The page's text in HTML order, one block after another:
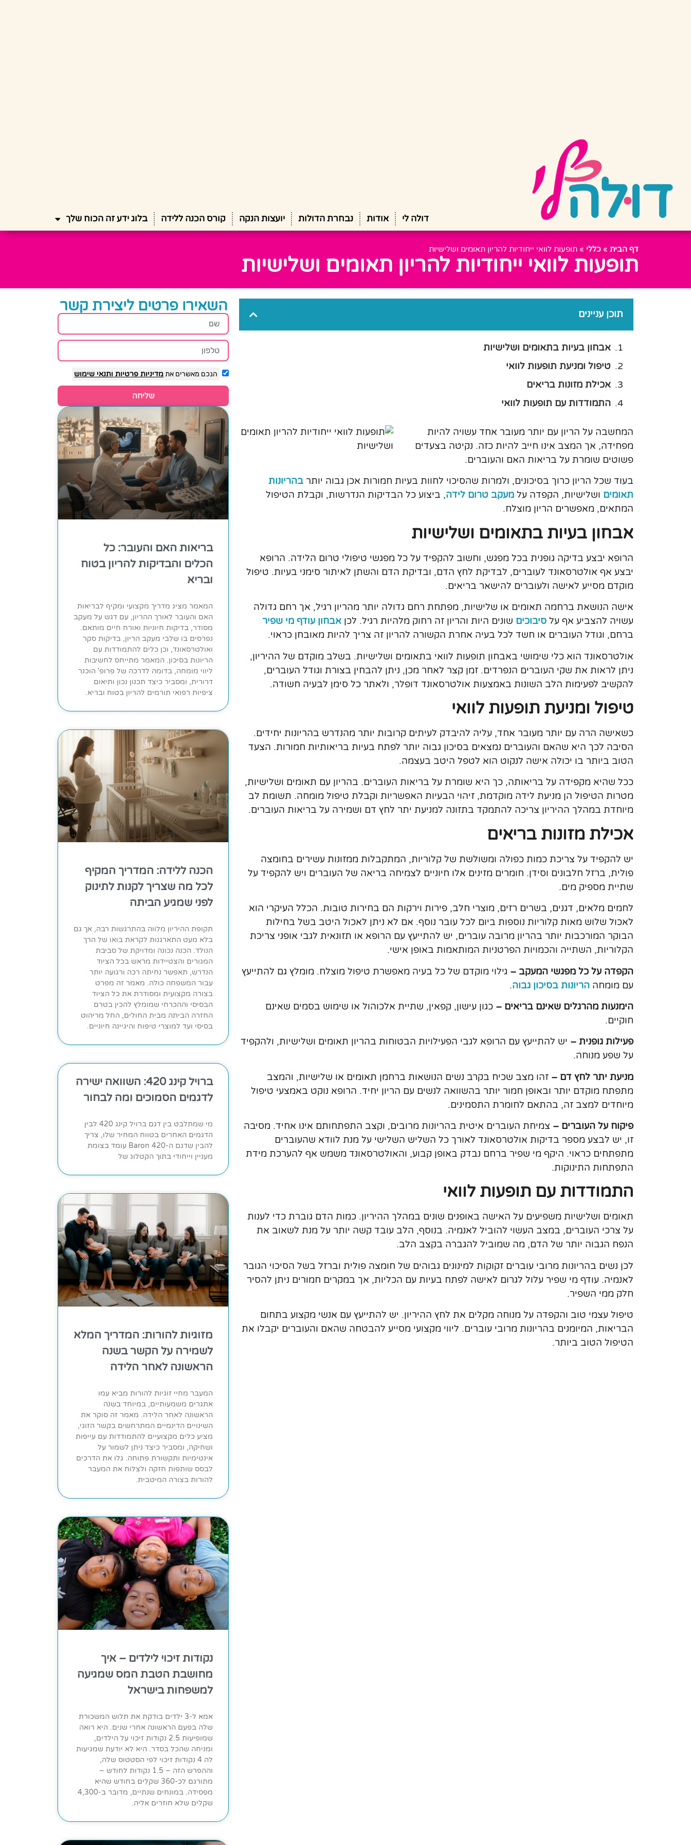
דולה לי אודות נבחרת הדולות יועצות הנקה קורס הכנה ללידה בלוג ידע זה הכוח שלך
דף הבית » כללי » תופעות לוואי ייחודיות להריון תאומים ושלישיות
תופעות לוואי ייחודיות להריון תאומים ושלישיות
תוכן עניינים
אבחון בעיות בתאומים ושלישיות
טיפול ומניעת תופעות לוואי
אכילת מזונות בריאים
התמודדות עם תופעות לוואי
המחשבה על הריון עם יותר מעובר אחד עשויה להיות
מפחידה, אך המצב אינו חייב להיות כזה. נקיטה בצעדים
פשוטים שומרת על בריאות האם והעוברים.
בעוד שכל הריון כרוך בסיכונים, ולמרות שהסיכוי לחוות בעיות חמורות אכן גבוה יותר בהריונות
תאומים ושלישיות, הקפדה על מעקב טרום לידה, ביצוע כל הבדיקות הנדרשות, וקבלת הטיפול
המתאים, מאפשרים הריון מוצלח.
אבחון בעיות בתאומים ושלישיות
הרופא יבצע בדיקה גופנית בכל מפגש, וחשוב להקפיד על כל מפגשי טיפולי טרום הלידה. הרופא
יבצע אף אולטרסאונד לעוברים, לבדיקת לחץ הדם, ובדיקת הדם והשתן לאיתור סימני בעיות. טיפול
מוקדם מסייע לאישה ולעוברים להישאר בריאים.
אישה הנושאת ברחמה תאומים או שלישיות, מפתחת רחם גדולה יותר מהריון רגיל, אך רחם גדולה
עשויה להצביע אף על סיבוכים שונים היות והריון זה רחוק מלהיות רגיל. לכן אבחון עודף מי שפיר
ברחם, וגודל העוברים או חשד לכל בעיה אחרת הקשורה להריון זה צריך להיות מאובחן כראוי.
אולטרסאונד הוא כלי שימושי באבחון תופעות לוואי בתאומים ושלישיות. בשלב מוקדם של ההיריון,
ניתן לראות את שקי העוברים הנפרדים. זמן קצר לאחר מכן, ניתן להבחין בצורת וגודל העוברים,
להקשיב לפעימות הלב השונות באמצעות אולטרסאונד דופלר, ולאתר כל סימן לבעיה חשודה.
טיפול ומניעת תופעות לוואי
כשאישה הרה עם יותר מעובר אחד, עליה להיבדק לעיתים קרובות יותר מהנדרש בהריונות יחידים.
הסיבה לכך היא שהאם והעוברים נמצאים בסיכון גבוה יותר לפתח בעיות בריאותיות חמורות. הצעד
הטוב ביותר בו יכולה אישה לנקוט הוא לטפל היטב בעצמה.
ככל שהיא מקפידה על בריאותה, כך היא שומרת על בריאות העוברים. בהריון עם תאומים ושלישיות,
מטרות הטיפול הן מניעת לידה מוקדמת, זיהוי הבעיות האפשריות וקבלת טיפול מומחה. תשומת לב
מיוחדת במהלך ההיריון צריכה להתמקד בתזונה למניעת יתר לחץ דם ושמירה על בריאות העוברים.
אכילת מזונות בריאים
יש להקפיד על צריכת כמות כפולה ומשולשת של קלוריות, המתקבלות ממזונות עשירים בחומצה
פולית, ברזל חלבונים וסידן. חומרים מזינים אלו חיוניים לצמיחה בריאה של העוברים ויש להקפיד על
שתיית מספיק מים.
לחמים מלאים, דגנים, בשרים רזים, מוצרי חלב, פירות וירקות הם בחירות טובות. הכלל העיקרי הוא
לאכול שלוש מאות קלוריות נוספות ביום לכל עובר נוסף. אם לא ניתן לאכול היטב בשל בחילות
הבוקר המורכבות יותר בהריון מרובה עוברים, יש להתייעץ עם הרופא או תזונאית לגבי אופני צריכת
הקלוריות, השתייה והכמויות הפרטניות המותאמות באופן אישי.
הקפדה על כל מפגשי המעקב – גילוי מוקדם של כל בעיה מאפשרת טיפול מוצלח. מומלץ גם להתייעץ
עם מומחה הריונות בסיכון גבוה.
הימנעות מהרגלים שאינם בריאים – כגון עישון, קפאין, שתיית אלכוהול או שימוש בסמים שאינם
חוקיים.
פעילות גופנית – יש להתייעץ עם הרופא לגבי הפעילויות הבטוחות בהריון תאומים ושלישיות, ולהקפיד
על שפע מנוחה.
מניעת יתר לחץ דם – זהו מצב שכיח בקרב נשים הנושאות ברחמן תאומים או שלישיות, והמצב
מתפתח מוקדם יותר ובאופן חמור יותר בהשוואה לנשים עם הריון יחיד. הרופא נוקט באמצעי טיפול
מיוחדים למצב זה, בהתאם לחומרת התסמינים.
פיקוח על העוברים – צמיחת העוברים איטית בהריונות מרובים, וקצב התפתחותם אינו אחיד. מסיבה
זו, יש לבצע מספר בדיקות אולטרסאונד לאורך כל השליש השלישי על מנת לוודא שהעוברים
מתפתחים כראוי. היקף מי שפיר ברחם נבדק באופן קבוע, והאולטרסאונד משמש אף להערכת מידת
התפתחות התינוקות.
התמודדות עם תופעות לוואי
תאומים ושלישיות משפיעים על האישה באופנים שונים במהלך ההיריון. כמות הדם גוברת כדי לענות
על צרכי העוברים, במצב העשוי להוביל לאנמיה. בנוסף, הלב עובד קשה יותר על מנת לשאוב את
הנפח הגבוה יותר של הדם, מה שמוביל להגברה בקצב הלב.
לכן נשים בהריונות מרובי עוברים זקוקות למינונים גבוהים של חומצה פולית וברזל בשל הסיכוי הגובר
לאנמיה. עודף מי שפיר עלול לגרום לאישה לפתח בעיות עם הכליות, אך במקרים חמורים ניתן להסיר
חלק ממי השפיר.
טיפול עצמי טוב והקפדה על מנוחה מקלים את לחץ ההיריון. יש להתייעץ עם אנשי מקצוע בתחום
הבריאות, המיומנים בהריונות מרובי עוברים. ליווי מקצועי מסייע להבטחה שהאם והעוברים יקבלו את
הטיפול הטוב ביותר.
השאירו פרטים ליצירת קשר
הנכם מאשרים אתמדיניות פרטיות ותנאי שימוש
שליחה
בריאות האם והעובר: כל
הכלים והבדיקות להריון בטוח
ובריא
המאמר מציג מדריך מקצועי ומקיף לבריאות
האם והעובר לאורך ההריון, עם דגש על מעקב
מסודר, בדיקות חיוניות ואורח חיים מותאם.
נפרסים בו שלבי מעקב הריון, בדיקות סקר
ואולטרסאונד, וכן כלים להתמודדות עם
הריונות בסיכון. המאמר מתייחס לחשיבות
ליווי מומחה, בדומה לדרכה של פרופ' הוכנר
דרורית, ומסביר כיצד תכנון נכון ותיאום
ציפיות רפואי תורמים להריון בטוח ובריא.
הכנה ללידה: המדריך המקיף
לכל מה שצריך לקנות לתינוק
לפני שמגיע הביתה
תקופת ההיריון מלווה בהתרגשות רבה, אך גם
בלא מעט התארגנות לקראת בואו של הרך
הנולד. הכנה נכונה ומדויקת של סביבת
המגורים והצטיידות מראש בכל הציוד
הנדרש, תאפשר נחיתה רכה ורגועה יותר
עבור המשפחה כולה. מאמר זה מפרט
בצורה מקצועית ומסודרת את כל הציוד
הבסיסי וההכרחי שמומלץ להכין בטרם
החזרה הביתה מבית החולים, החל מריהוט
בסיסי ועד למוצרי טיפוח והיגיינה חיוניים.
ברויל קינג 420: השוואה ישירה
לדגמים הסמוכים ומה לבחור
מי שמתלבט בין דגם ברויל קינג 420 לבין
הדגמים האחרים בטווח המחיר שלו, צריך
להבין שדגם ה-Baron 420 עומד בצומת
מעניין וייחודי בתוך הקטלוג של
מזוגיות להורות: המדריך המלא
לשמירה על הקשר בשנה
הראשונה לאחר הלידה
המעבר מחיי זוגיות להורות מביא עמו
אתגרים משמעותיים, במיוחד בשנה
הראשונה לאחר הלידה. מאמר זה סוקר את
השינויים הדינמיים המתרחשים בקשר הזוגי,
מציע כלים מקצועיים להתמודדות עם עייפות
ושחיקה, ומסביר כיצד ניתן לשמור על
אינטימיות ותקשורת פתוחה. גלו את הדרכים
לבסס שותפות חזקה ולצלוח את המעבר
להורות בצורה המיטבית.
נקודות זיכוי לילדים – איך
מחושבת הטבת המס שמגיעה
למשפחות בישראל
אמא ל-3 ילדים בודקת את תלוש המשכורת
שלה בפעם הראשונה אחרי שנים. היא רואה
שמופיעות 2.5 נקודות זיכוי על הילדים,
ומניחה שהכל בסדר. היא לא יודעת שמגיעות
לה 4 נקודות זיכוי לפי הסטטוס שלה,
וההפרש הזה – 1.5 נקודות לחודש –
מתורגם לכ-360 שקלים בחודש שהיא
מפסידה. במונחים שנתיים, מדובר ב-4,300
שקלים שלא חוזרים אליה.